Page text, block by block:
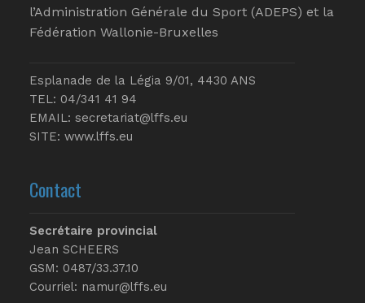
l’Administration Générale du Sport (ADEPS) et la
Fédération Wallonie-Bruxelles
Esplanade de la Légia 9/01, 4430 ANS
TEL: 04/341 41 94
EMAIL: secretariat@lffs.eu
SITE: www.lffs.eu
Contact
Secrétaire provincial
Jean SCHEERS
GSM: 0487/33.37.10
Courriel: namur@lffs.eu